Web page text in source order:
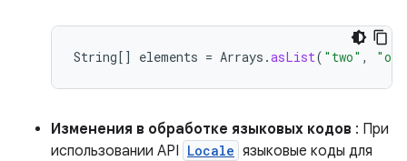
String[] elements = Arrays .asList( "two" ,
Изменения в обработке языковых кодов : При
использовании API Locale языковые коды для